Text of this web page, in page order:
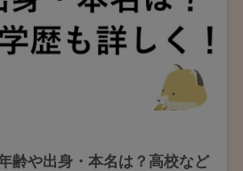
齢や出身・本名は？高校など